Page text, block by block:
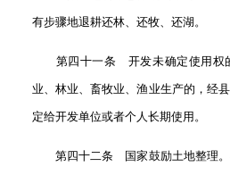
有步骤地退耕还林、还牧、还湖。
第四十一条 开发未确定使用权
业、林业、畜牧业、渔业生产的，经
定给开发单位或者个人长期使用。
第四十二条 国家鼓励土地整理。